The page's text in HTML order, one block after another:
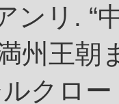
ンリ. “
州王朝
クロ